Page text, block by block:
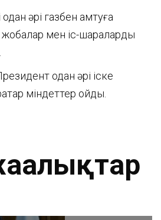
әрі газбен қамтуға
мен іс-шараларды
одан әрі іске
міндеттер қойды.